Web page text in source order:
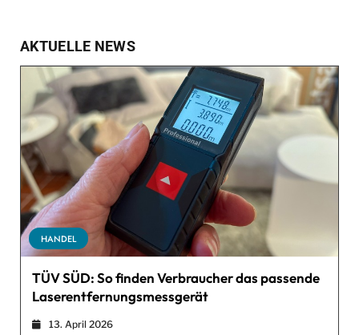
AKTUELLE NEWS
HANDEL
TÜV SÜD: So finden Verbraucher das passende
Laserentfernungsmessgerät
13. April 2026